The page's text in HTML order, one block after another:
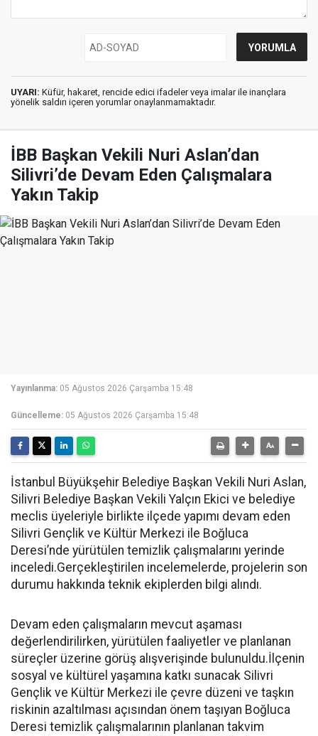
UYARI: Küfür, hakaret, rencide edici ifadeler veya imalar ile inançlara
yönelik saldırı içeren yorumlar onaylanmamaktadır.
İBB Başkan Vekili Nuri Aslan’dan
Silivri’de Devam Eden Çalışmalara
Yakın Takip
Yayınlanma: 05 Ağustos 2026 Çarşamba 15:48
Güncelleme: 05 Ağustos 2026 Çarşamba 15:48
İstanbul Büyükşehir Belediye Başkan Vekili Nuri Aslan,
Silivri Belediye Başkan Vekili Yalçın Ekici ve belediye
meclis üyeleriyle birlikte ilçede yapımı devam eden
Silivri Gençlik ve Kültür Merkezi ile Boğluca
Deresi’nde yürütülen temizlik çalışmalarını yerinde
inceledi.Gerçekleştirilen incelemelerde, projelerin son
durumu hakkında teknik ekiplerden bilgi alındı.
Devam eden çalışmaların mevcut aşaması
değerlendirilirken, yürütülen faaliyetler ve planlanan
süreçler üzerine görüş alışverişinde bulunuldu.İlçenin
sosyal ve kültürel yaşamına katkı sunacak Silivri
Gençlik ve Kültür Merkezi ile çevre düzeni ve taşkın
riskinin azaltılması açısından önem taşıyan Boğluca
Deresi temizlik çalışmalarının planlanan takvim